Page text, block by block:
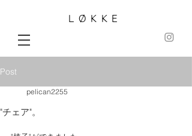
LØKKE
Post
"チェア"。
pelican2255